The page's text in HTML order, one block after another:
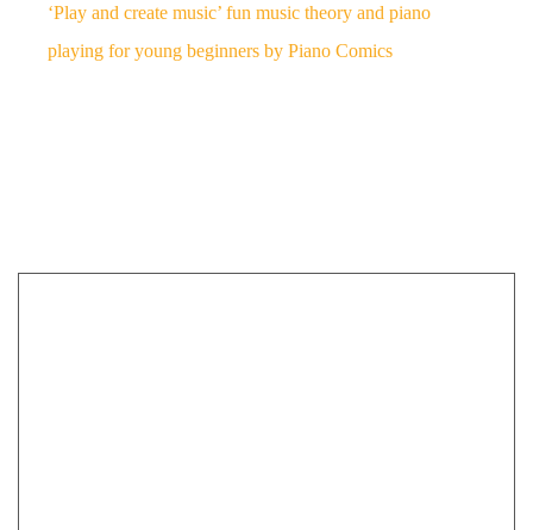
‘Play and create music’ fun music theory and piano
playing for young beginners by Piano Comics